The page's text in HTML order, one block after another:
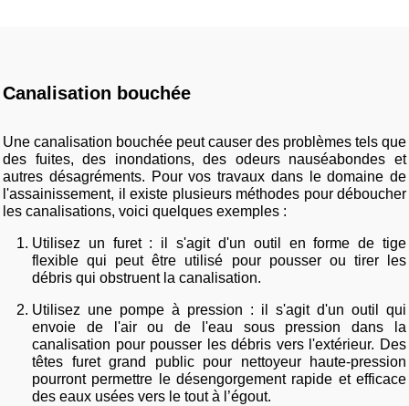
Canalisation bouchée
Une canalisation bouchée peut causer des problèmes tels que
des fuites, des inondations, des odeurs nauséabondes et
autres désagréments. Pour vos travaux dans le domaine de
l'assainissement, il existe plusieurs méthodes pour déboucher
les canalisations, voici quelques exemples :
Utilisez un furet : il s'agit d'un outil en forme de tige
flexible qui peut être utilisé pour pousser ou tirer les
débris qui obstruent la canalisation.
Utilisez une pompe à pression : il s'agit d'un outil qui
envoie de l'air ou de l'eau sous pression dans la
canalisation pour pousser les débris vers l'extérieur. Des
têtes furet grand public pour nettoyeur haute-pression
pourront permettre le désengorgement rapide et efficace
des eaux usées vers le tout à l’égout.